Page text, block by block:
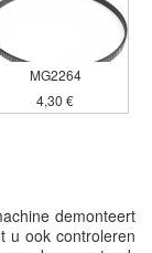
demonteert
u ook controleren
MG2264
4,30 €